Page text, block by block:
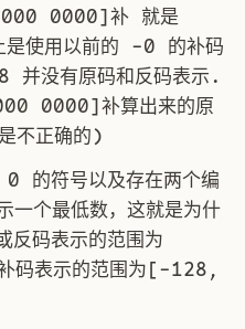
0000]补 就是
是使用以前的 -0 的补码
没有原码和反码表示.
0000]补算出来的原
不正确的)
的符号以及存在两个编
一个最低数，这就是为什
码表示的范围为
表示的范围为[-128,